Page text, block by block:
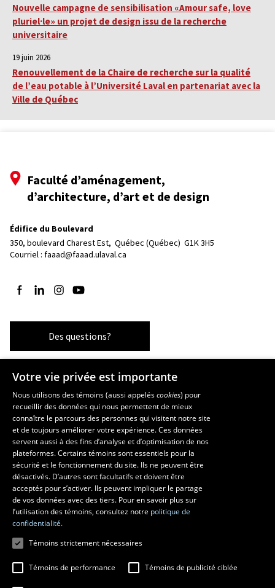
Nouvelle campagne de sensibilisation «Amour safe, love
pluriel·le» un projet de design issu de la recherche
universitaire
19 juin 2026
Renouvellement de la Chaire de recherche sur la qualité
de l’eau potable à l’Université Laval en partenariat avec la
Ville de Québec
Faculté d’aménagement,
d’architecture, d’art et de design
Édifice du Boulevard
350, boulevard Charest Est, Québec (Québec)  G1K 3H5
Courriel : faaad@faaad.ulaval.ca
Suivez-nous sur Facebook
Suivez-nous sur LinkedIn
Suivez-nous sur Instagram
Suivez-nous sur YouTube
Des questions?
Les écoles et la recherche
École supérieure d’aménagement du territoire et de développement
régional
École d’architecture
École d’art
École de design
Centre de recherche en aménagement et développement
Votre vie privée est importante
Nous utilisons des témoins (aussi appeléscookies) pour
recueillir des données qui nous permettent de mieux
connaître le parcours des personnes qui visitent notre site
et de toujours améliorer votre expérience. Ces données
servent aussi à des fins d’analyse et d’optimisation de nos
plateformes. Certains témoins sont essentiels pour la
sécurité et le fonctionnement du site. Ils ne peuvent être
désactivés. D’autres sont facultatifs et doivent être
acceptés pour s’activer. Ils peuvent impliquer le partage
de vos données avec des tiers. Pour en savoir plus sur
l’utilisation des témoins, consultez notre politique de
confidentialité.
Témoins strictement nécessaires
Témoins de performance Témoins de publicité ciblée